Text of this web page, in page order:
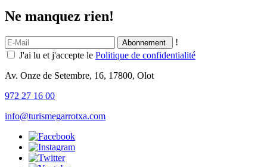
Ne manquez rien!
!
J'ai lu et j'accepte le Politique de confidentialité
Av. Onze de Setembre, 16, 17800, Olot
972 27 16 00
info@turismegarrotxa.com